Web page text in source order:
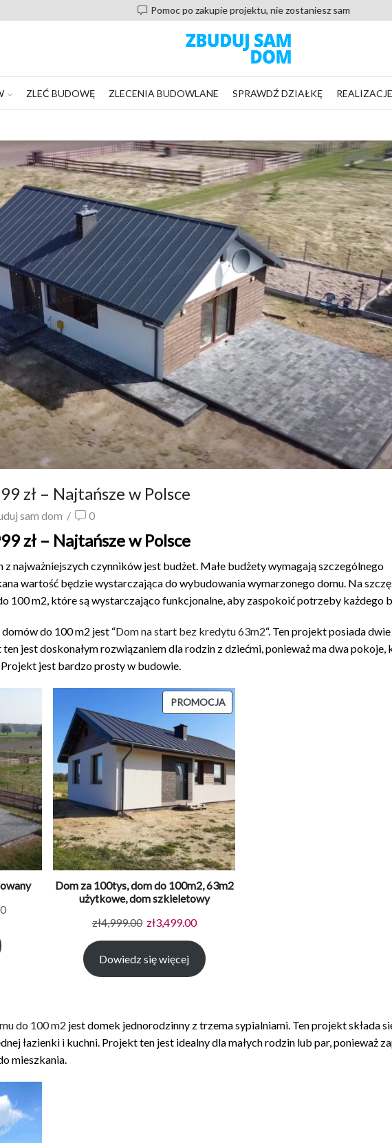
Pomoc po zakupie projektu, nie zostaniesz sam
ZLEĆ BUDOWĘ ZLECENIA BUDOWLANE SPRAWDŹ DZIAŁKĘ REALIZACJE
zł – Najtańsze w Polsce
sam dom / 0
zł – Najtańsze w Polsce
z najważniejszych czynników jest budżet. Małe budżety wymagają szczególnego
wartość będzie wystarczająca do wybudowania wymarzonego domu. Na
100 m2, które są wystarczająco funkcjonalne, aby zaspokoić potrzeby każdego
do 100 m2 jest “Dom na start bez kredytu 63m2“. Ten projekt posiada dwie
jest doskonałym rozwiązaniem dla rodzin z dziećmi, ponieważ ma dwa pokoje,
jest bardzo prosty w budowie.
Zakres
PROMOCJAPRODUKT
Dom za 100tys, dom do 100m2, 63m2
użytkowe, dom szkieletowy
zł4,999.00 Pierwotna
cena
wynosiła:
zł4,999.00.
zł3,499.00Aktualna
cena
wynosi:
zł3,499.00.
Dowiedz się więcej
do 100 m2 jest domek jednorodzinny z trzema sypialniami. Ten projekt składa
łazienki i kuchni. Projekt ten jest idealny dla małych rodzin lub par, ponieważ
mieszkania.